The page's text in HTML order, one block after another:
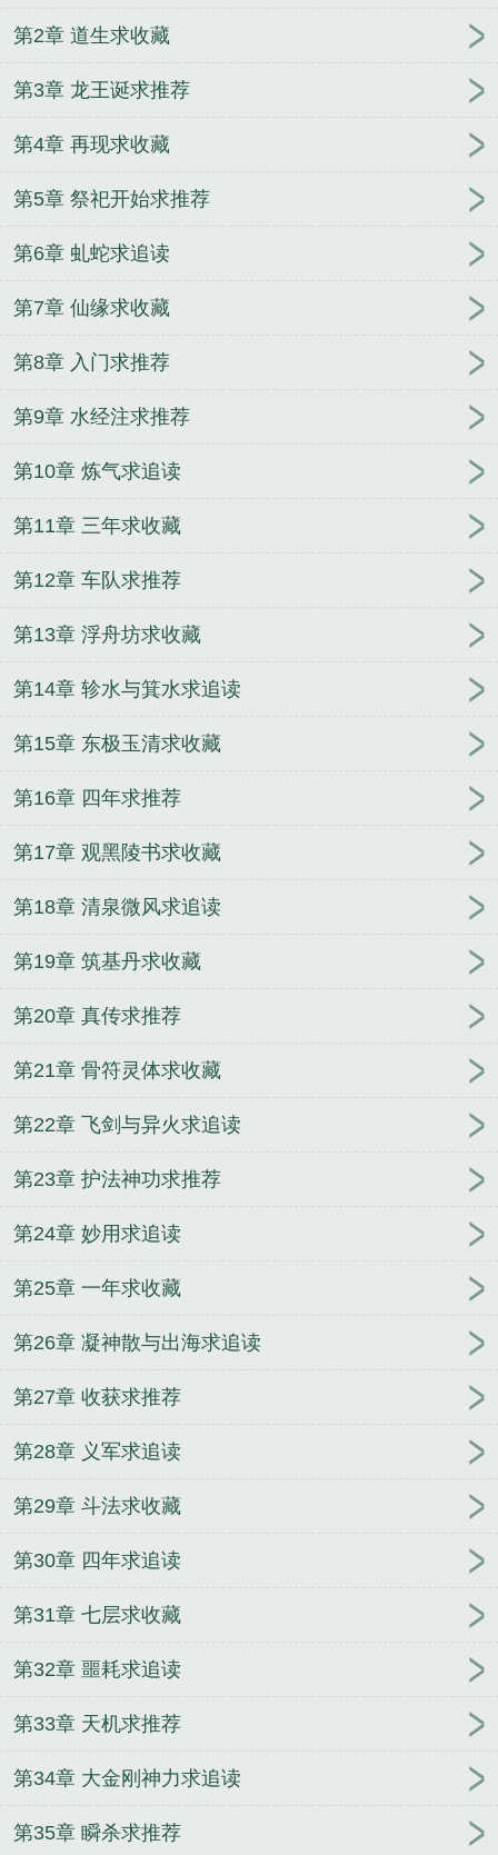
第2章 道生求收藏
第3章 龙王诞求推荐
第4章 再现求收藏
第5章 祭祀开始求推荐
第6章 虬蛇求追读
第7章 仙缘求收藏
第8章 入门求推荐
第9章 水经注求推荐
第10章 炼气求追读
第11章 三年求收藏
第12章 车队求推荐
第13章 浮舟坊求收藏
第14章 轸水与箕水求追读
第15章 东极玉清求收藏
第16章 四年求推荐
第17章 观黑陵书求收藏
第18章 清泉微风求追读
第19章 筑基丹求收藏
第20章 真传求推荐
第21章 骨符灵体求收藏
第22章 飞剑与异火求追读
第23章 护法神功求推荐
第24章 妙用求追读
第25章 一年求收藏
第26章 凝神散与出海求追读
第27章 收获求推荐
第28章 义军求追读
第29章 斗法求收藏
第30章 四年求追读
第31章 七层求收藏
第32章 噩耗求追读
第33章 天机求推荐
第34章 大金刚神力求追读
第35章 瞬杀求推荐